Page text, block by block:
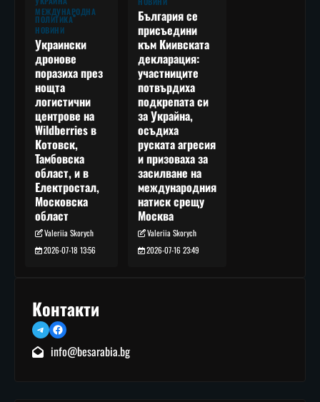
МЕЖДУНАРОДНА
ПОЛИТИКА
НОВИНИ
Украински
дронове
поразиха през
нощта
логистични
центрове на
Wildberries в
Котовск,
Тамбовска
област, и в
Електростал,
Московска
област
Valeriia Skorych
2026-07-18 13:56
България се
присъедини
към Киивската
декларация:
участниците
потвърдиха
подкрепата си
за Украйна,
осъдиха
руската агресия
и призоваха за
засилване на
международния
натиск срещу
Москва
Valeriia Skorych
2026-07-16 23:49
Контакти
TelegramFacebook
info@besarabia.bg